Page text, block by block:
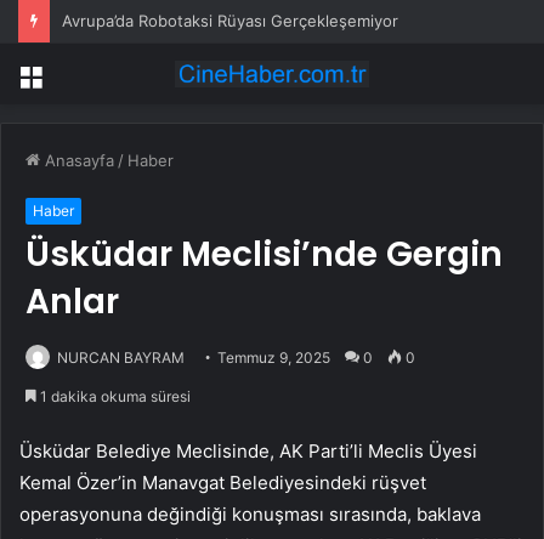
Avrupa’da Robotaksi Rüyası Gerçekleşemiyor
Menü
Anasayfa / Haber
Haber
Üsküdar Meclisi’nde Gergin
Anlar
NURCAN BAYRAM Temmuz 9, 2025 0 0
1 dakika okuma süresi
Üsküdar Belediye Meclisinde, AK Parti’li Meclis Üyesi
Kemal Özer’in Manavgat Belediyesindeki rüşvet
operasyonuna değindiği konuşması sırasında, baklava